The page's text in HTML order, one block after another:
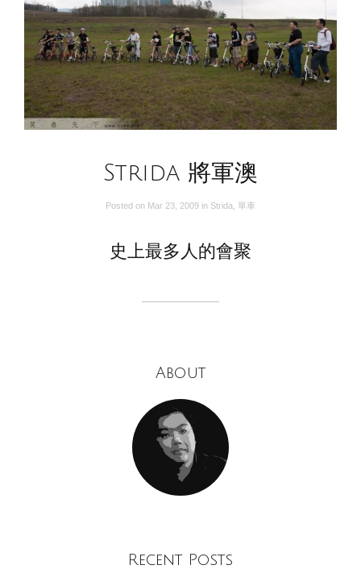
Strida 將軍澳
Posted on Mar 23, 2009 in Strida 單車
史上最多人的會聚
About
Recent Posts